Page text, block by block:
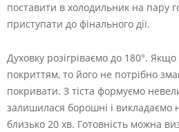
поставити в холодильник на пару
приступати до фінального дії.
Духовку розігріваємо до 180°.
покриттям, то його не потрібно
покривати. З тіста формуємо
залишилася борошні і викладаємо
близько 20 хв. Готовність можна